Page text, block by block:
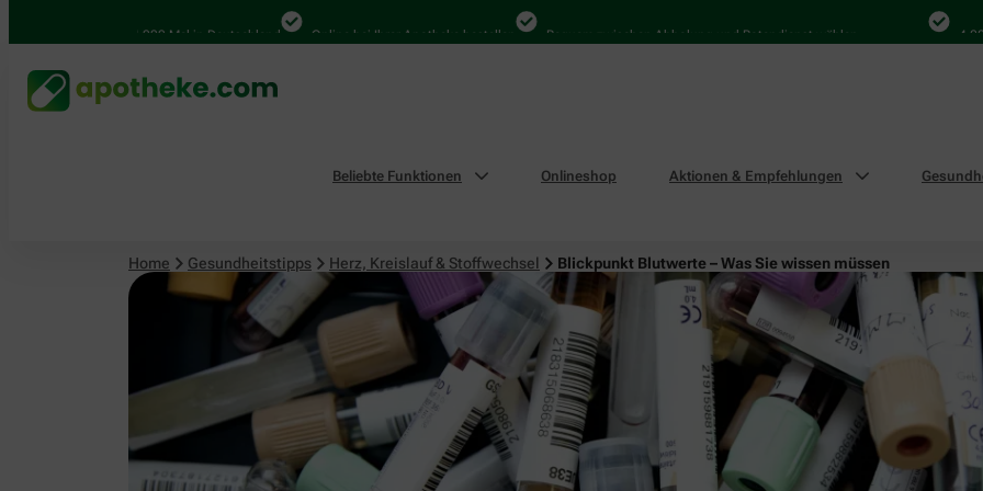
4.000 Mal in Deutschland Online bei Ihrer Apotheke bestellen Bequem zwischen Abholung und Botendienst wählen 4.000
Beliebte Funktionen Onlineshop Aktionen & Empfehlungen
Home Gesundheitstipps Herz, Kreislauf & Stoffwechsel Blickpunkt Blutwerte – Was Sie wissen müssen
Herz, Kreislauf & Stoffwechsel